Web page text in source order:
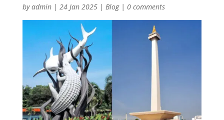
byadmin| 24 Jan 2025| Blog| 0 comments